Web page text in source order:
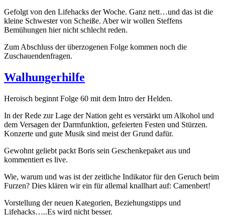
Gefolgt von den Lifehacks der Woche. Ganz nett…und das ist die
kleine Schwester von Scheiße. Aber wir wollen Steffens
Bemühungen hier nicht schlecht reden.
Zum Abschluss der überzogenen Folge kommen noch die
Zuschauendenfragen.
Walhungerhilfe
Heroisch beginnt Folge 60 mit dem Intro der Helden.
In der Rede zur Lage der Nation geht es verstärkt um Alkohol und
dem Versagen der Darmfunktion, gefeierten Festen und Stürzen.
Konzerte und gute Musik sind meist der Grund dafür.
Gewohnt geliebt packt Boris sein Geschenkepaket aus und
kommentiert es live.
Wie, warum und was ist der zeitliche Indikator für den Geruch beim
Furzen? Dies klären wir ein für allemal knallhart auf: Camenbert!
Vorstellung der neuen Kategorien, Beziehungstipps und
Lifehacks…..Es wird nicht besser.